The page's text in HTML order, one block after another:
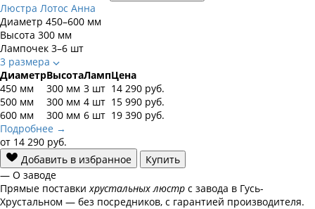
Люстра Лотос Анна
Диаметр 450–600 мм
Высота 300 мм
Лампочек 3–6 шт
3 размера
ДиаметрВысотаЛампЦена
450 мм
300 мм 3 шт 14 290 руб.
500 мм
300 мм 4 шт 15 990 руб.
600 мм
300 мм 6 шт 19 390 руб.
Подробнее →
от 14 290 руб.
Добавить в избранное
Купить
— О заводе
Прямые поставки хрустальных люстр с завода в Гусь-
Хрустальном — без посредников, с гарантией производителя.